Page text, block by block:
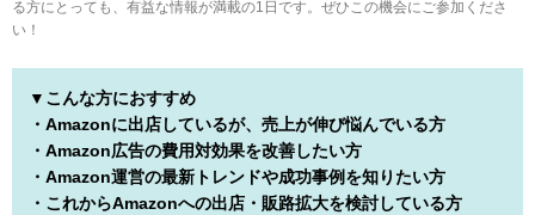
る方にとっても、有益な情報が満載の1日です。ぜひこの機会にご参加くださ
い！
▼こんな方におすすめ
・Amazonに出店しているが、売上が伸び悩んでいる方
・Amazon広告の費用対効果を改善したい方
・Amazon運営の最新トレンドや成功事例を知りたい方
・これからAmazonへの出店・販路拡大を検討している方